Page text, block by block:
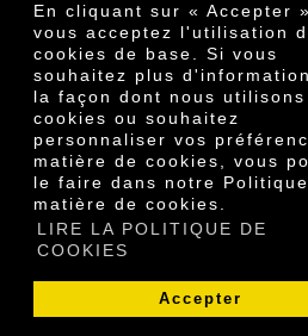
En cliquant sur « Accepter
vous acceptez l'utilisation
cookies de base. Si vous
souhaitez plus
la façon dont nous utilisons
cookies ou souhaitez
personnaliser vos
matière de cookies, vous
le faire dans notre
matière de cookies.
LIRE LA POLITIQUE DE
COOKIES
Accepter
Cooperativa Agrícola de
©
Avis légal·
Politique de confidentialité